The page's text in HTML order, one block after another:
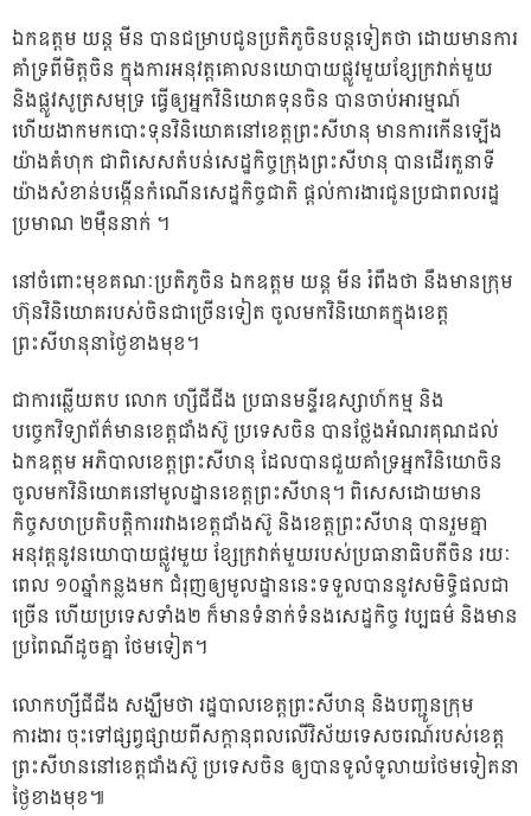
ឯកឧត្តម យន្ត មីន បានជម្រាបជូនប្រតិភូចិនបន្តទៀតថា ដោយមានការ
គាំទ្រពីមិត្តចិន ក្នុងការអនុវត្តគោលនយោបាយផ្លូវមួយខ្សែក្រវាត់មួយ
និងផ្លូវសូត្រសមុទ្រ ធ្វើឲ្យអ្នកវិនិយោគទុនចិន បានចាប់អារម្មណ៍
ហើយងាកមកបោះទុនវិនិយោគនៅខេត្តព្រះសីហនុ មានការកើនឡើង
យ៉ាងគំហុក ជាពិសេសតំបន់សេដ្ឋកិច្ចក្រុងព្រះសីហនុ បានដើរតួនាទី
យ៉ាងសំខាន់បង្កើនកំណើនសេដ្ឋកិច្ចជាតិ ផ្តល់ការងារជូនប្រជាពលរដ្ឋ
ប្រមាណ ២ម៉ឺននាក់ ។
នៅចំពោះមុខគណៈប្រតិភូចិន ឯកឧត្តម យន្ត មីន រំពឹងថា នឹងមានក្រុម
ហ៊ុនវិនិយោគរបស់ចិនជាច្រើនទៀត ចូលមកវិនិយោគក្នុងខេត្ត
ព្រះសីហនុនាថ្ងៃខាងមុខ។
ជាការឆ្លើយតប លោក ហ្សីជីជីង ប្រធានមន្ទីរឧស្សាហ៍កម្ម និង
បច្ចេកវិទ្យាព័ត៌មានខេត្តជាំងស៊ូ ប្រទេសចិន បានថ្លែងអំណរគុណដល់
ឯកឧត្តម អភិបាលខេត្តព្រះសីហនុ ដែលបានជួយគាំទ្រអ្នកវិនិយោចិន
ចូលមកវិនិយោគនៅមូលដ្ឋានខេត្តព្រះសីហនុ។ ពិសេសដោយមាន
កិច្ចសហប្រតិបត្តិការរវាងខេត្តជាំងស៊ូ និងខេត្តព្រះសីហនុ បានរួមគ្នា
អនុវត្តនូវនយោបាយផ្លូវមួយ ខ្សែក្រវាត់មួយរបស់ប្រធានាធិបតីចិន រយៈ
ពេល ១០ឆ្នាំកន្លងមក ជំរុញឲ្យមូលដ្ឋាននេះទទួលបាននូវសមិទ្ធិផលជា
ច្រើន ហើយប្រទេសទាំង២ ក៏មានទំនាក់ទំនងសេដ្ឋកិច្ច វប្បធម៌ និងមាន
ប្រពៃណីដូចគ្នា ថែមទៀត។
លោកហ្សីជីជីង សង្ឃឹមថា រដ្ឋបាលខេត្តព្រះសីហនុ និងបញ្ជូនក្រុម
ការងារ ចុះទៅផ្សព្វផ្សាយពីសក្តានុពលលើវិស័យទេសចរណ៍របស់ខេត្ត
ព្រះសីហននៅខេត្តជាំងស៊ូ ប្រទេសចិន ឲ្យបានទូលំទូលាយថែមទៀតនា
ថ្ងៃខាងមុខ៕